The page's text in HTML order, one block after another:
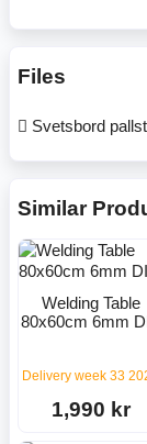
Files
Svetsbord
Similar
Welding Table
80x60cm 6mm
Delivery week 33
1,990 kr